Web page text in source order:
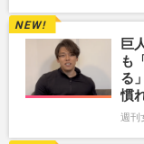
巨
も
る
慣
週刊